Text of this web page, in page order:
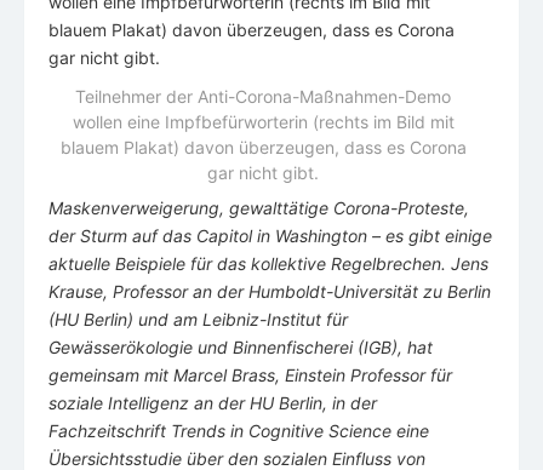
Teilnehmer der Anti-Corona-Maßnahmen-Demo
wollen eine Impfbefürworterin (rechts im Bild mit
blauem Plakat) davon überzeugen, dass es Corona
gar nicht gibt.
Maskenverweigerung, gewalttätige Corona-Proteste,
der Sturm auf das Capitol in Washington – es gibt einige
aktuelle Beispiele für das kollektive Regelbrechen. Jens
Krause, Professor an der Humboldt-Universität zu Berlin
(HU Berlin) und am Leibniz-Institut für
Gewässerökologie und Binnenfischerei (IGB), hat
gemeinsam mit Marcel Brass, Einstein Professor für
soziale Intelligenz an der HU Berlin, in der
Fachzeitschrift Trends in Cognitive Science eine
Übersichtsstudie über den sozialen Einfluss von